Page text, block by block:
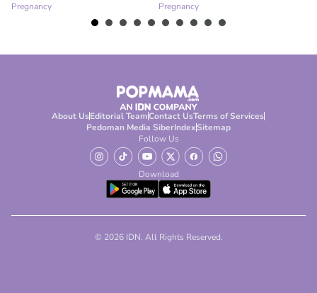
Pregnancy
Pregnancy
About UsEditorial TeamContact UsTerms of Services
Pedoman Media SiberIndexSitemap
Follow Us
Download
© 2026 IDN. All Rights Reserved.